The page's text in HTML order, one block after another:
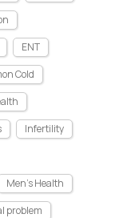
ENT
Cold
Infertility
Men's Health
problem